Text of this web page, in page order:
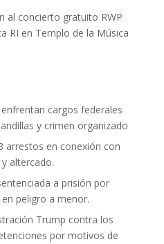
al concierto gratuito RWP
RI en Templo de la Música
cargos federales
y crimen organizado
arrestos en conexión con
altercado.
a prisión por
peligro a menor.
Trump contra los
por motivos de